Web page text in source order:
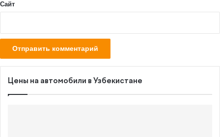
Сайт
Цены на автомобили в Узбекистане